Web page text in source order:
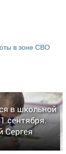
в зоне СВО
в школьной
сентября.
Сергея